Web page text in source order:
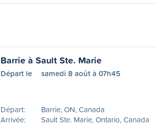
Barrie à Sault Ste. Marie
Départ le samedi 8 août à 07h45
Départ:
Barrie, ON, Canada
Arrivée:
Sault Ste. Marie, Ontario, Canada